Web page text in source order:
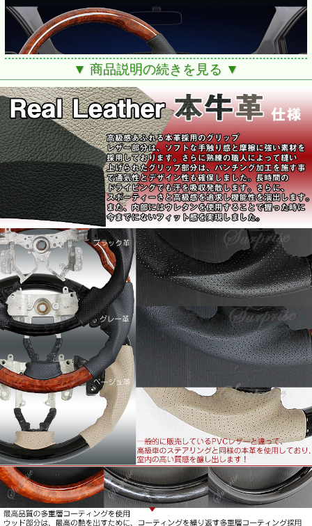
■適合車種：ヴォクシー 60系 後期
■適合年式：平成16年8月～平成19年5月
※4本スポーク車専用です。グレードにより3本スポークもご
ざいます。必ず現車をご確認ください。
■高級感あふれる本革採用のグリップ
レザー部分は、ソフトな手触り感と摩擦に強い素材を採用し
ています。
さらに熟練の職人によって縫いあげられたグリップ部分は、
パンチング加工を施すことで通気性とデザイン性も確保しま
した。長時間のドライビングでも汗を吸収発散します。
さらに、スポーティーさと高級感を追求し機能性を演出しま
す。
また、内部にはウレタンを使用することで握った時に今まで
にないフィット感を実現しました
■最高品質の多重層コーティングを使用
ウッド部分は、最高の艶を出すために、コーティングを繰り
返す多重層コーティングを採用します。
今や高級車のステアリングに標準装備の「コブ付き」。
高級セダン純正ステアリングにも似たコブを施し、安全性を
追求、グリップフィールを向上させています。
■高級車のステアリングでは標準装備されているグリップホ
ールド
ステアリング裏面には、指が納まる窪みを施し滑りを抑えま
す。手指をリアルに捉えるホールドかんと操作性を確保しま
す。
▼ 商品説明の続きを見る ▼